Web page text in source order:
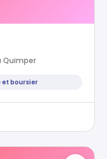
Quimper
et boursier